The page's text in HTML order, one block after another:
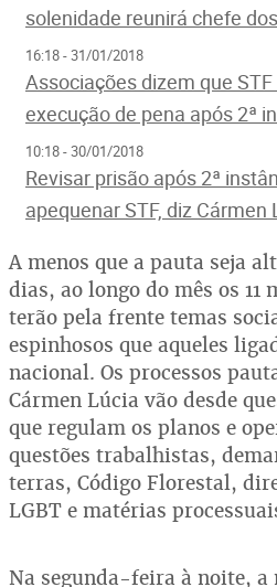
solenidade reunirá chefe
16:18 - 31/01/2018
Associações dizem que
execução de pena após 2ª
10:18 - 30/01/2018
Revisar prisão após 2ª
apequenar STF, diz Cármen
A menos que a pauta seja
dias, ao longo do mês os
terão pela frente temas
espinhosos que aqueles
nacional. Os processos
Cármen Lúcia vão desde
que regulam os planos e
questões trabalhistas,
terras, Código Florestal,
LGBT e matérias
Na segunda-feira à noite,